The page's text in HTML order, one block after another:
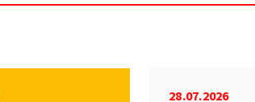
28.07.2026